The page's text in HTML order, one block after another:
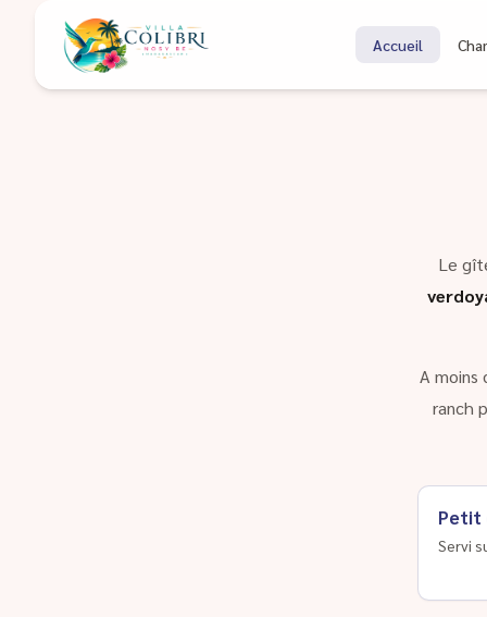
Accueil
Bienvenue à
Le
A moins
ranch
Petit
Servi